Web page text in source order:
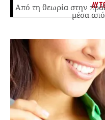
Από τη θεωρία στην
μέσα